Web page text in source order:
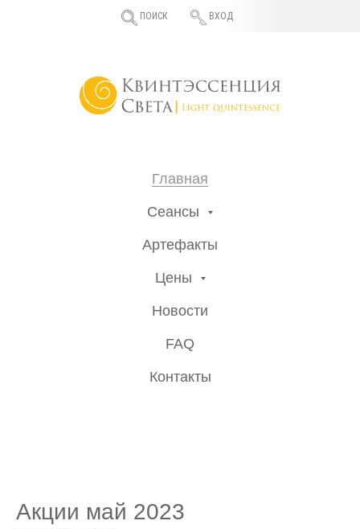
ПОИСК ВХОД
Главная
Сеансы
Артефакты
Цены
Новости
FAQ
Контакты
Акции май 2023